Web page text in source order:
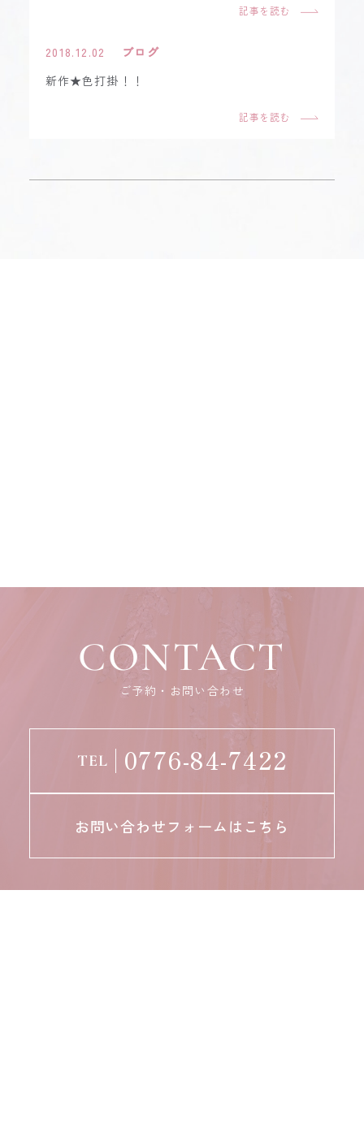
記事を読む
2018.12.02
ブログ
新作★色打掛！！
記事を読む
CONTACT
ご予約・お問い合わせ
TEL 0776-84-7422
お問い合わせフォームはこちら